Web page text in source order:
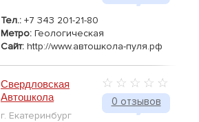
Тел.: +7 343 201-21-80
Метро: Геологическая
Сайт: http://www.автошкола-пуля.рф
0 отзывов
Свердловская
Автошкола
г. Екатеринбург